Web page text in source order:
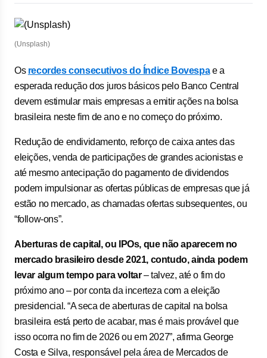
(Unsplash)
Os recordes consecutivos do Índice Bovespae a
esperada redução dos juros básicos pelo Banco Central
devem estimular mais empresas a emitir ações na bolsa
brasileira neste fim de ano e no começo do próximo.
Redução de endividamento, reforço de caixa antes das
eleições, venda de participações de grandes acionistas e
até mesmo antecipação do pagamento de dividendos
podem impulsionar as ofertas públicas de empresas que já
estão no mercado, as chamadas ofertas subsequentes, ou
“follow-ons”.
Aberturas de capital, ou IPOs, que não aparecem no
mercado brasileiro desde 2021, contudo, ainda podem
levar algum tempo para voltar– talvez, até o fim do
próximo ano – por conta da incerteza com a eleição
presidencial. “A seca de aberturas de capital na bolsa
brasileira está perto de acabar, mas é mais provável que
isso ocorra no fim de 2026 ou em 2027”, afirma George
Costa e Silva, responsável pela área de Mercados de